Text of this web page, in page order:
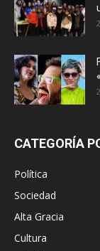
CATEGORÍA
Política
Sociedad
Alta Gracia
Cultura